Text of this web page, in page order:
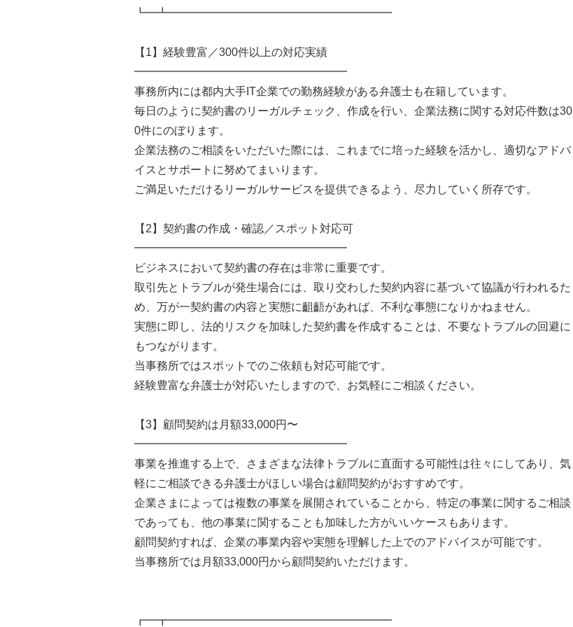
┗━┻━━━━━━━━━━━━━━━━━━━━
【1】経験豊富／300件以上の対応実績
━━━━━━━━━━━━━━━━━━━
事務所内には都内大手IT企業での勤務経験がある弁護士も在籍しています。
毎日のように契約書のリーガルチェック、作成を行い、企業法務に関する対応件数は30
0件にのぼります。
企業法務のご相談をいただいた際には、これまでに培った経験を活かし、適切なアドバ
イスとサポートに努めてまいります。
ご満足いただけるリーガルサービスを提供できるよう、尽力していく所存です。
【2】契約書の作成・確認／スポット対応可
━━━━━━━━━━━━━━━━━━━
ビジネスにおいて契約書の存在は非常に重要です。
取引先とトラブルが発生場合には、取り交わした契約内容に基づいて協議が行われるた
め、万が一契約書の内容と実態に齟齬があれば、不利な事態になりかねません。
実態に即し、法的リスクを加味した契約書を作成することは、不要なトラブルの回避に
もつながります。
当事務所ではスポットでのご依頼も対応可能です。
経験豊富な弁護士が対応いたしますので、お気軽にご相談ください。
【3】顧問契約は月額33,000円〜
━━━━━━━━━━━━━━━━━━━
事業を推進する上で、さまざまな法律トラブルに直面する可能性は往々にしてあり、気
軽にご相談できる弁護士がほしい場合は顧問契約がおすすめです。
企業さまによっては複数の事業を展開されていることから、特定の事業に関するご相談
であっても、他の事業に関することも加味した方がいいケースもあります。
顧問契約すれば、企業の事業内容や実態を理解した上でのアドバイスが可能です。
当事務所では月額33,000円から顧問契約いただけます。
┏━┳━━━━━━━━━━━━━━━━━━━━